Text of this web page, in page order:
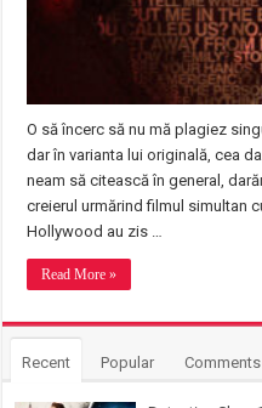
O să încerc să nu mă plagiez
dar în varianta lui originală, cea
neam să citească în general,
creierul urmărind filmul simultan
Hollywood au zis …
Read More »
Recent Popular Comments